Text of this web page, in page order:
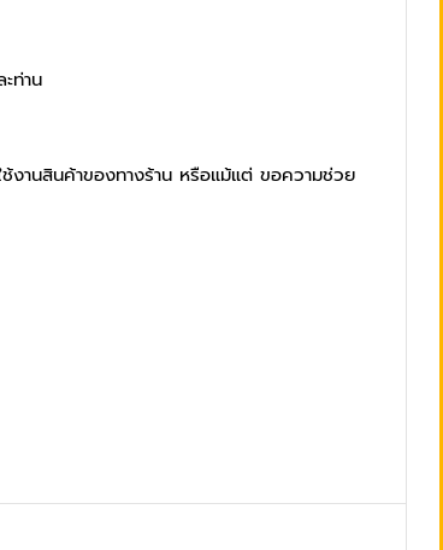
ท่าน
ช้งานสินค้าของทางร้าน หรือแม้แต่ ขอความช่วย